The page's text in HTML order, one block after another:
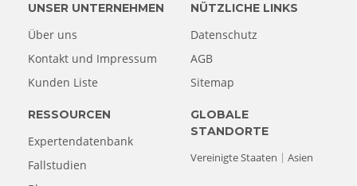
UNSER UNTERNEHMEN
Über uns
Kontakt und Impressum
Kunden Liste
NÜTZLICHE LINKS
Datenschutz
AGB
Sitemap
RESSOURCEN
Expertendatenbank
Fallstudien
GLOBALE
STANDORTE
Vereinigte Staaten
Asien